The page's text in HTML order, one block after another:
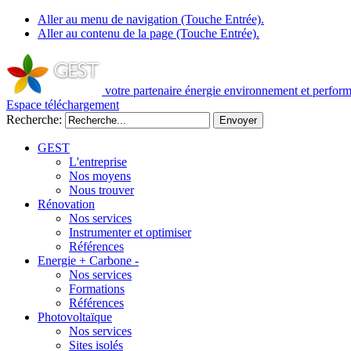
Aller au menu de navigation (Touche Entrée).
Aller au contenu de la page (Touche Entrée).
votre partenaire énergie environnement et
Espace téléchargement
Recherche:
GEST
L'entreprise
Nos moyens
Nous trouver
Rénovation
Nos services
Instrumenter et optimiser
Références
Energie + Carbone -
Nos services
Formations
Références
Photovoltaïque
Nos services
Sites isolés